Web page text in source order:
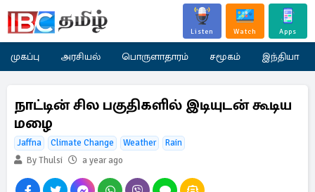
Listen Watch Apps
முகப்பு அரசியல் பொருளாதாரம் சமூகம் இந்தியா
நாட்டின் சில பகுதிகளில் இடியுடன் கூடிய
மழை
Jaffna Climate Change Weather
Rain
By Thulsi
a year ago